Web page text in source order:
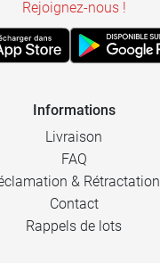
Rejoignez-nous !
Informations
Livraison
FAQ
& Rétractation
Contact
Rappels de lots